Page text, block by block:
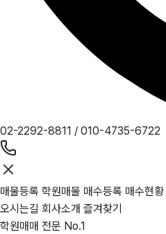
02-2292-8811 / 010-4735-6722
매물등록 학원매물 매수등록 매수현황
오시는길 회사소개 즐겨찾기
학원매매 전문 No.1